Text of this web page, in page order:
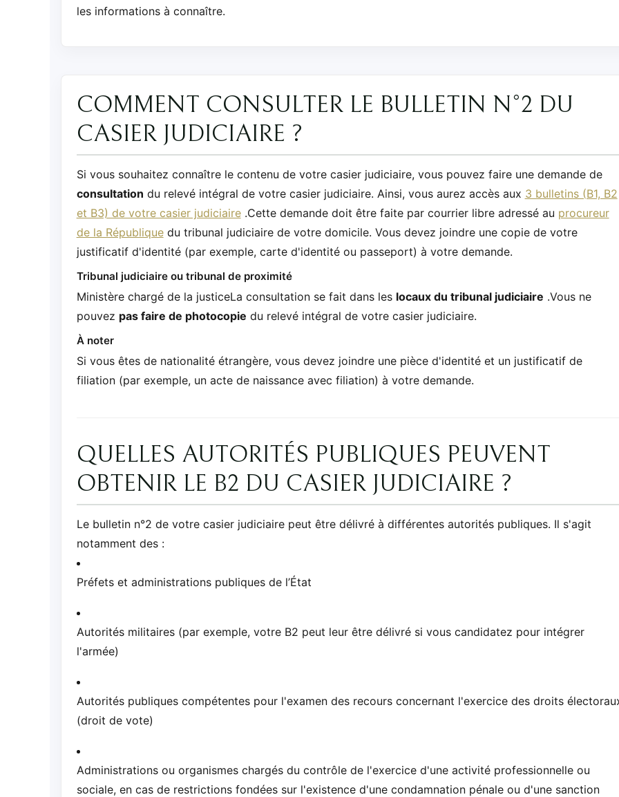
les informations à connaître.
COMMENT CONSULTER LE BULLETIN N°2 DU
CASIER JUDICIAIRE ?
Si vous souhaitez connaître le contenu de votre casier judiciaire, vous pouvez faire une demande de
consultation du relevé intégral de votre casier judiciaire. Ainsi, vous aurez accès aux 3 bulletins (B1, B2
et B3) de votre casier judiciaire.Cette demande doit être faite par courrier libre adressé au procureur
de la Républiquedu tribunal judiciaire de votre domicile. Vous devez joindre une copie de votre
justificatif d'identité (par exemple, carte d'identité ou passeport) à votre demande.
Tribunal judiciaire ou tribunal de proximité
Ministère chargé de la justiceLa consultation se fait dans les locaux du tribunal judiciaire .Vous ne
pouvez pas faire de photocopie du relevé intégral de votre casier judiciaire.
À noter
Si vous êtes de nationalité étrangère, vous devez joindre une pièce d'identité et un justificatif de
filiation (par exemple, un acte de naissance avec filiation) à votre demande.
QUELLES AUTORITÉS PUBLIQUES PEUVENT
OBTENIR LE B2 DU CASIER JUDICIAIRE ?
Le bulletin n°2 de votre casier judiciaire peut être délivré à différentes autorités publiques. Il s'agit
notamment des :
Préfets et administrations publiques de l’État
Autorités militaires (par exemple, votre B2 peut leur être délivré si vous candidatez pour intégrer
l'armée)
Autorités publiques compétentes pour l'examen des recours concernant l'exercice des droits
(droit de vote)
Administrations ou organismes chargés du contrôle de l'exercice d'une activité professionnelle ou
sociale, en cas de restrictions fondées sur l'existence d'une condamnation pénale ou d'une sanction